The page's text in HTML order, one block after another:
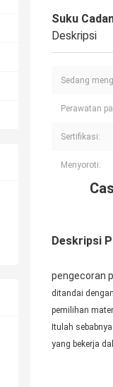
Suku
Deskripsi
Sedang
Perawatan
Sertifikasi:
Menyoroti:
Deskripsi
pengecoran
ditandai
pemilihan
Itulah
yang bekerja